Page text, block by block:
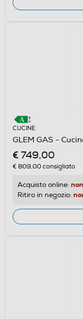
CUCINE
GLEM GAS -
€ 749,00
€ 809,00consigliato
Acquisto online:
Ritiro in negozio: